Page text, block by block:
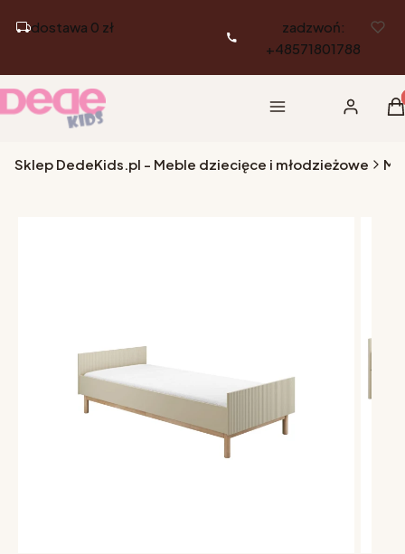
dostawa 0 zł
zadzwoń:
+48571801788
Menu Zaloguj się
Sklep DedeKids.pl - Meble dziecięce i młodzieżowe